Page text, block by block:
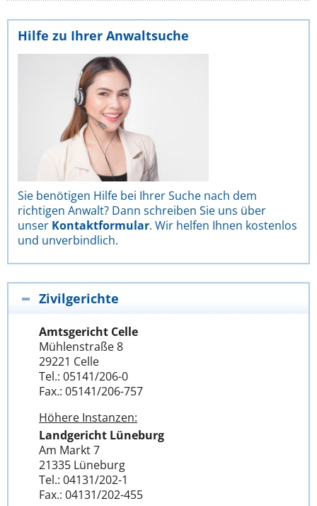
Hilfe zu Ihrer Anwaltsuche
Sie benötigen Hilfe bei Ihrer Suche nach dem
richtigen Anwalt? Dann schreiben Sie uns über
unser Kontaktformular. Wir helfen Ihnen kostenlos
und unverbindlich.
Zivilgerichte
Amtsgericht Celle
Mühlenstraße 8
29221 Celle
Tel.: 05141/206-0
Fax.: 05141/206-757
Höhere Instanzen:
Landgericht Lüneburg
Am Markt 7
21335 Lüneburg
Tel.: 04131/202-1
Fax.: 04131/202-455